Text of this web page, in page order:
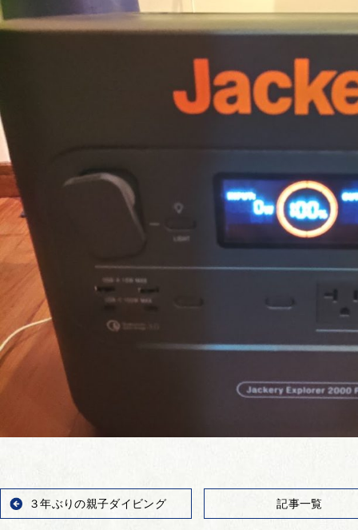
３年ぶりの親子ダイビング 記事一覧